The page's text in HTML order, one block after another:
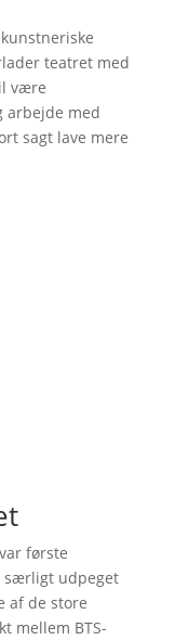
teatret med
være
arbejde med
sagt lave mere
første
særligt udpeget
af de store
mellem BTS-